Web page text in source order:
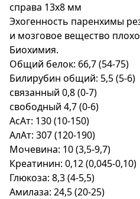
справа 13х8 мм
Эхогенность паренхимы
и мозговое вещество
Биохимия.
Общий белок: 66,7 (54-75)
Билирубин общий: 5,5 (5-6)
связанный 0,8 (0-7)
свободный 4,7 (0-6)
АсАт: 130 (10-150)
АлАт: 307 (120-190)
Мочевина: 10 (3,5-9,7)
Креатинин: 0,12 (0,045-0,10)
Глюкоза: 8,3 (4-5,5)
Амилаза: 24,5 (20-25)